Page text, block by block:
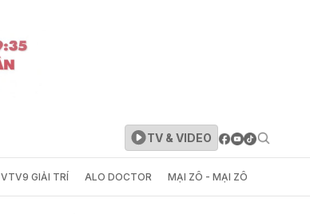
TV & VIDEO
VTV9 GIẢI TRÍ ALO DOCTOR MẠI ZÔ - MẠI ZÔ